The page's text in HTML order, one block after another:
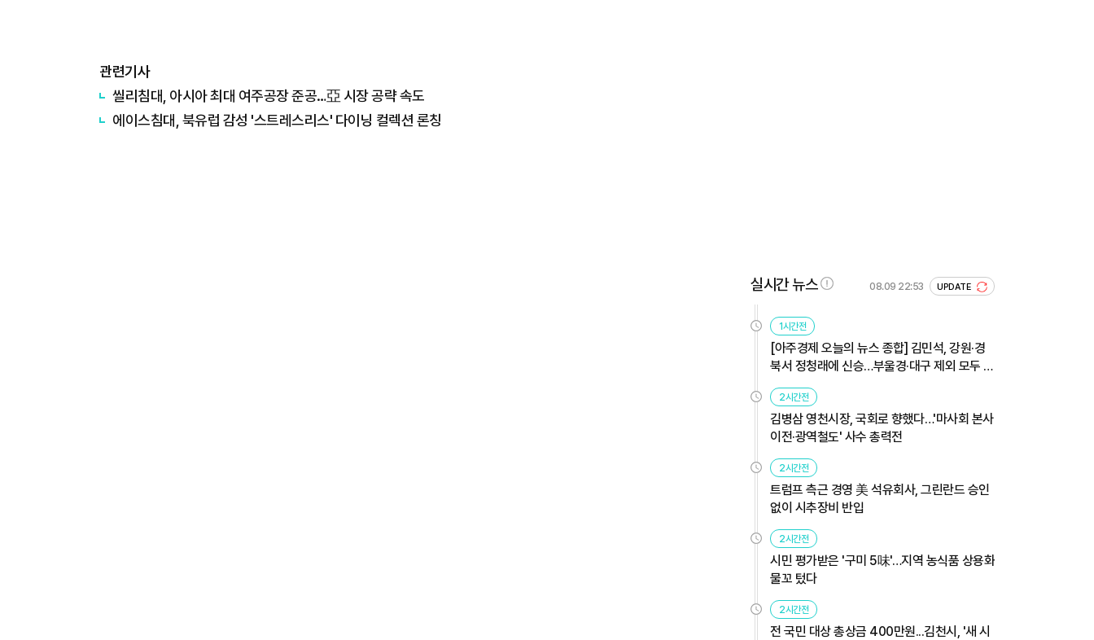
관련기사
씰리침대, 아시아 최대 여주공장 준공…亞 시장 공략 속도
에이스침대, 북유럽 감성 '스트레스리스' 다이닝 컬렉션 론칭
실시간 뉴스 08.09 22:53 UPDATE
1시간전
[아주경제 오늘의 뉴스 종합] 김민석, 강원·경
북서 정청래에 신승…부울경·대구 제외 모두 웃
었다 外
2시간전
김병삼 영천시장, 국회로 향했다…'마사회 본사
이전·광역철도' 사수 총력전
2시간전
트럼프 측근 경영 美 석유회사, 그린란드 승인
없이 시추장비 반입
2시간전
시민 평가받은 '구미 5味'…지역 농식품 상용화
물꼬 텄다
2시간전
전 국민 대상 총상금 400만원...김천시, '새 시